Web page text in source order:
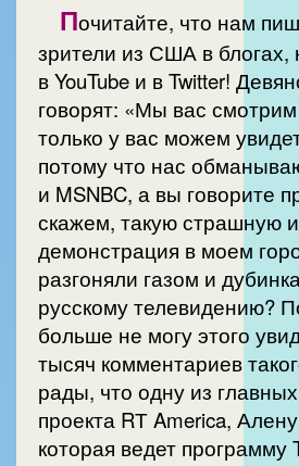
Почитайте, что нам
зрители из США в блогах,
в YouTube и в Twitter!
говорят: «Мы вас
только у вас можем
потому что нас
и MSNBC, а вы говорите
скажем, такую страшную
демонстрация в моем
разгоняли газом и
русскому телевидению?
больше не могу этого
тысяч комментариев
рады, что одну из
проекта RТ America,
которая ведет программу